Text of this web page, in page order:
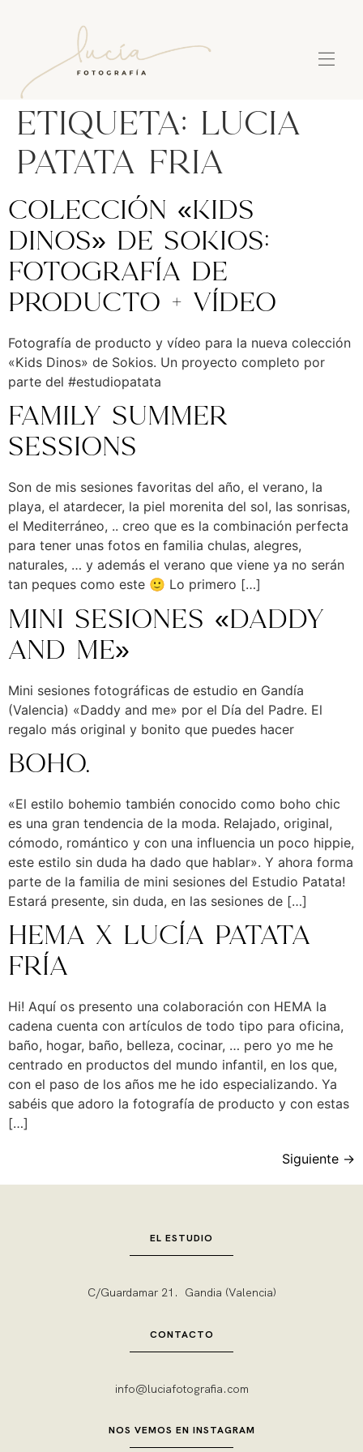
Etiqueta: lucia
patata fria
Colección «Kids
Dinos» de Sokios:
Fotografía de
producto + Vídeo
Fotografía de producto y vídeo para la nueva colección
«Kids Dinos» de Sokios. Un proyecto completo por
parte del #estudiopatata
Family summer
sessions
Son de mis sesiones favoritas del año, el verano, la
playa, el atardecer, la piel morenita del sol, las sonrisas,
el Mediterráneo, .. creo que es la combinación perfecta
para tener unas fotos en familia chulas, alegres,
naturales, … y además el verano que viene ya no serán
tan peques como este 🙂 Lo primero […]
Mini sesiones «Daddy
and me»
Mini sesiones fotográficas de estudio en Gandía
(Valencia) «Daddy and me» por el Día del Padre. El
regalo más original y bonito que puedes hacer
Boho.
«El estilo bohemio también conocido como boho chic
es una gran tendencia de la moda. Relajado, original,
cómodo, romántico y con una influencia un poco hippie,
este estilo sin duda ha dado que hablar». Y ahora forma
parte de la familia de mini sesiones del Estudio Patata!
Estará presente, sin duda, en las sesiones de […]
HEMA X Lucía Patata
Fría
Hi! Aquí os presento una colaboración con HEMA la
cadena cuenta con artículos de todo tipo para oficina,
baño, hogar, baño, belleza, cocinar, … pero yo me he
centrado en productos del mundo infantil, en los que,
con el paso de los años me he ido especializando. Ya
sabéis que adoro la fotografía de producto y con estas
[…]
Siguiente →
EL ESTUDIO
C/Guardamar 21. Gandia (Valencia)
CONTACTO
info@luciafotografia.com
NOS VEMOS EN INSTAGRAM